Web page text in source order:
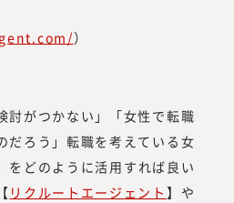
）
討がつかない」「女性で転職
だろう」転職を考えている女
をどのように活用すれば良い
リクルートエージェント 】や